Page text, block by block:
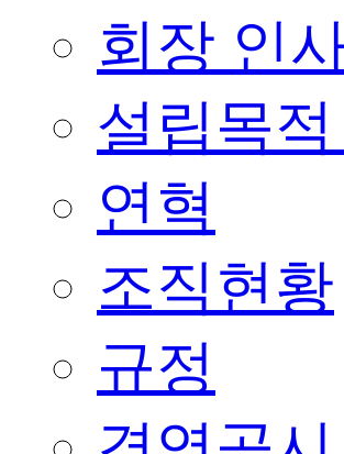
회장 인
설립목
연혁
조직현황
규정